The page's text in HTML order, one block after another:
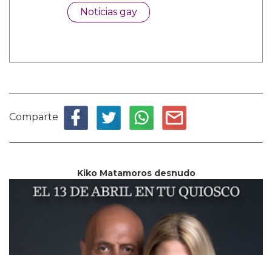
Noticias gay
Comparte
Kiko Matamoros desnudo